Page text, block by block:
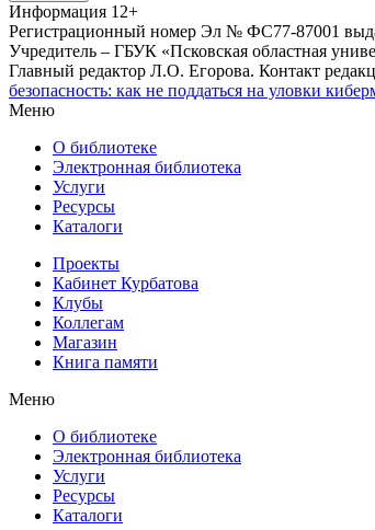
Информация 12+
Регистрационный номер Эл № ФС77-87001
Учредитель – ГБУК «Псковская областная
Главный редактор Л.О. Егорова. Контакт
безопасность: как не поддаться на уловки
Меню
О библиотеке
Электронная библиотека
Услуги
Ресурсы
Каталоги
Проекты
Кабинет Курбатова
Клубы
Коллегам
Магазин
Книга памяти
Меню
О библиотеке
Электронная библиотека
Услуги
Ресурсы
Каталоги